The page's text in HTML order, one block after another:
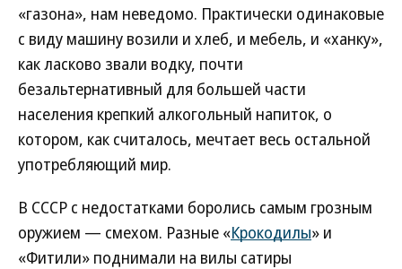
«газона», нам неведомо. Практически одинаковые
с виду машину возили и хлеб, и мебель, и «ханку»,
как ласково звали водку, почти
безальтернативный для большей части
населения крепкий алкогольный напиток, о
котором, как считалось, мечтает весь остальной
употребляющий мир.
В СССР с недостатками боролись самым грозным
оружием — смехом. Разные «Крокодилы» и
«Фитили» поднимали на вилы сатиры